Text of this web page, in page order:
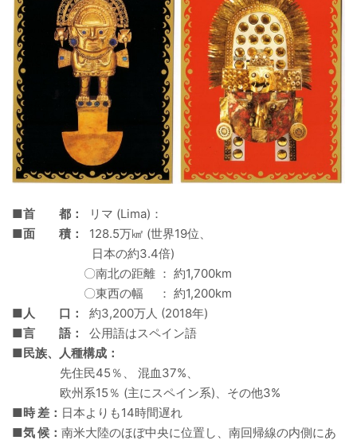
■首 都：
リマ (Lima)：
■面 積：
128.5万㎢ (世界19位、
日本の約3.4倍)
〇南北の距離 ： 約1,700km
〇東西の幅 ： 約1,200km
■人 口：
約3,200万人 (2018年)
■言 語：
公用語はスペイン語
■民族、人種構成：
先住民45％、 混血37%、
欧州系15％ (主にスペイン系)、その他3%
■時 差： 日本よりも14時間遅れ
■気 候： 南米大陸のほぼ中央に位置し、南回帰線の内側にあ